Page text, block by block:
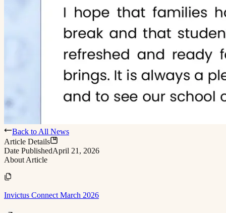
Back to All News
Article Details
Date PublishedApril 21, 2026
About Article
Invictus Connect March 2026​​​​‌ ‍ ​‍​‍‌‍ ‌ ​‍‌‍‍‌‌‍‌ ‌‍‍‌‌‍ ‍​‍​‍​ ‍‍​‍​‍‌ ​ ‌‍​‌‌‍ ‍‌‍‍‌‌ ‌​‌ ‍‌​‍ ‍‌‍‍‌‌‍ ​‍​‍​‍ ​​‍​‍‌‍‍​‌ ​‍‌‍‌‌‌‍‌‍​‍​‍​ ‍‍​‍​‍​‍ ‌ ​ ‌ ‌​‌ ‌‌‌‍‌​‌‍‍‌‌‍ ​‍ ‌‍‍‌‌‍ ‍‌ ‌​‌‍‌‌‌‍ ‍‌ ‌​​‍ ‌‍‌‌‌‍‌​‌‍‍‌‌ ‌​​‍ ‌‍ ‌‌‍ ‌‍‌​‌‍‌‌​ ‌‌ ​​‌ ​‍‌‍‌‌‌ ​ ‌‍‌‌‌‍ ‍‌ ‌​‌‍​‌‌ ‌​‌‍‍‌‌‍ ‌‍ ‍​ ‍ ‌‍‍‌‌‍‌​​ ‌​ ​ ​ ​‌​ ‌‍​ ​‌​ ‌ ‌‍‌‍‌‍‌​​ ​‍​‍ ‌​ ​‌‌‍​‌​ ​​​ ​​​‍ ‌​ ‌​​ ‌‍​ ‌ ​ ​ ​‍ ‌‌‍​‌​ ‌‍​ ‍‌​ ‍​​‍ ‌​ ‍​‌‍‌​​ ‌ ​ ​‌‌‍‌‌​ ​​​ ‍‌‌‍​‍​ ​ ​ ​‌​ ‌ ‌‍​‌​ ‍ ‌ ‌​‌ ‍‌‌ ​​‌‍‌‌​ ‌‌‍ ‍‌‍‌‌‌ ‌ ‌ ​ ​ ‍ ‌ ​​‌‍​‌‌ ‌​‌‍‍​​ ‌‌‍​ ‌‍ ‌‍ ‍‌ ‌​‌‍‌‌‌‍ ‍‌ ‌​​‍‌‌​ ‌‌‌​​‍‌‌ ‌‍‍ ‌‍‌‌‌ ‍‌​‍‌‌​ ​ ‌​‌​​‍‌‌​ ​ ‌​‌​​‍‌‌​ ​‍​ ​‍‌‍​ ‌‍‌‍‌‍‌​‌‍​‍‌‍​ ‌‍​‌​ ‌‌‌‍​‌​ ‌ ‌‍‌‍‌‍​‌​ ‍​​‍‌‌​ ​‍​ ​‍​‍‌‌​ ‌‌‌​‌​​‍ ‍‌ ‌​‌‍‌‌‌ ‍​‌ ‌​​ ‌‍​‍‌‍​‌‌ ​ ‌‍‌‌‌‌‌‌‌ ​‍‌‍ ​​ ‌​‍‌‌​ ​‍‌​‌‍‌ ​ ‌ ‌​‌ ‌‌‌‍‌​‌‍‍‌‌‍ ​‍‌‍‌‍‍‌‌‍‌​​ ‌​ ​ ​ ​‌​ ‌‍​ ​‌​ ‌ ‌‍‌‍‌‍‌​​ ​‍​‍ ‌​ ​‌‌‍​‌​ ​​​ ​​​‍ ‌​ ‌​​ ‌‍​ ‌ ​ ​ ​‍ ‌‌‍​‌​ ‌‍​ ‍‌​ ‍​​‍ ‌​ ‍​‌‍‌​​ ‌ ​ ​‌‌‍‌‌​ ​​​ ‍‌‌‍​‍​ ​ ​ ​‌​ ‌ ‌‍​‌​‍‌‍‌ ‌​‌ ‍‌‌ ​​‌‍‌‌​ ‌‌‍ ‍‌‍‌‌‌ ‌ ‌ ​ ​‍‌‍‌ ​​‌‍​‌‌ ‌​‌‍‍​​ ‌‌‍​ ‌‍ ‌‍ ‍‌ ‌​‌‍‌‌‌‍ ‍‌ ‌​​‍‌‌​ ‌‌‌​​‍‌‌ ‌‍‍ ‌‍‌‌‌ ‍‌​‍‌‌​ ​ ‌​‌​​‍‌‌​ ​ ‌​‌​​‍‌‌​ ​‍​ ​‍‌‍​ ‌‍‌‍‌‍‌​‌‍​‍‌‍​ ‌‍​‌​ ‌‌‌‍​‌​ ‌ ‌‍‌‍‌‍​‌​ ‍​​‍‌‌​ ​‍​ ​‍​‍‌‌​ ‌‌‌​‌​​‍ ‍‌ ‌​‌‍‌‌‌ ‍​‌ ‌​​‍‌‍‌ ​​‌‍‌‌‌ ​‍‌ ​ ‌ ​​‌‍‌‌‌‍​ ‌ ‌​‌‍‍‌‌ ‌‍‌‍‌‌​ ‌‌ ​​‌ ‌‌‌‍​‍‌‍ ​‌‍‍‌‌ ​ ‌‍‍​‌‍‌‌‌‍‌​​‍​‍‌ ‌